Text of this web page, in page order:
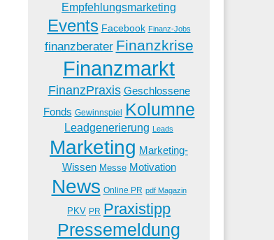
Empfehlungsmarketing
Events Facebook Finanz-Jobs
finanzberater Finanzkrise
Finanzmarkt
FinanzPraxis Geschlossene
Fonds Gewinnspiel Kolumne
Leadgenerierung Leads
Marketing Marketing-
Wissen Messe Motivation
News Online PR pdf Magazin
PKV PR Praxistipp
Pressemeldung